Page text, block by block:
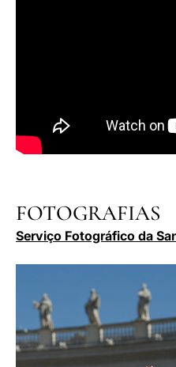
FOTOGRAFIAS
Serviço Fotográfico da